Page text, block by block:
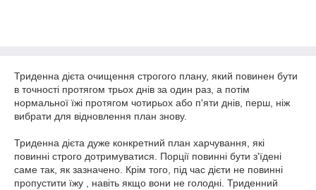
Триденна дієта очищення строгого плану, який повинен бути
в точності протягом трьох днів за один раз, а потім
нормальної їжі протягом чотирьох або п'яти днів, перш, ніж
вибрати для відновлення план знову.
Триденна дієта дуже конкретний план харчування, які
повинні строго дотримуватися. Порції повинні бути з'їдені
саме так, як зазначено. Крім того, під час дієти не повинні
пропустити їжу , навіть якщо вони не голодні. Триденний